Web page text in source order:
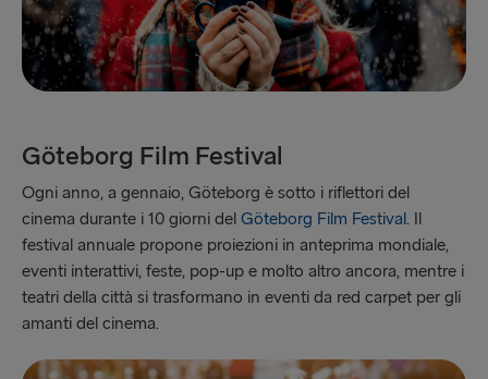
Göteborg Film Festival
Ogni anno, a gennaio, Göteborg è sotto i riflettori del
cinema durante i 10 giorni del Göteborg Film Festival. Il
festival annuale propone proiezioni in anteprima mondiale,
eventi interattivi, feste, pop-up e molto altro ancora, mentre i
teatri della città si trasformano in eventi da red carpet per gli
amanti del cinema.